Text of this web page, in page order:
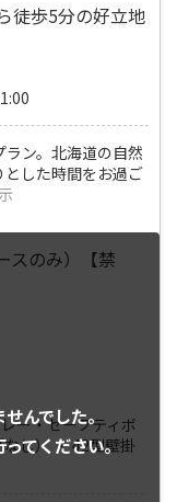
徒歩5分の好立地
。北海道の自然
した時間をお過ご
せんでした。
てください。
スのみ）【禁
ー・セーフティボ
し） ・ 42型壁掛